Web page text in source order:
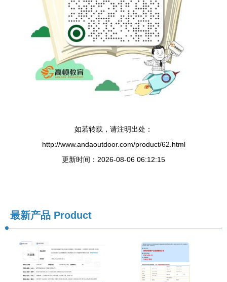
如若转载，请注明出处：
http://www.andaoutdoor.com/product/62.html
更新时间：2026-08-06 06:12:15
最新产品 Product